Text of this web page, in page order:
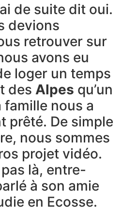
de suite dit oui.
devions
retrouver sur
avons eu
loger un temps
des Alpes qu’un
famille nous a
prêté. De simple
nous sommes
projet vidéo.
pas là, entre-
à son amie
en Ecosse.